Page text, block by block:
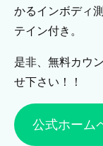
かるインボディ
テイン付き。
是非、無料カウ
せ下さい！！
公式ホーム